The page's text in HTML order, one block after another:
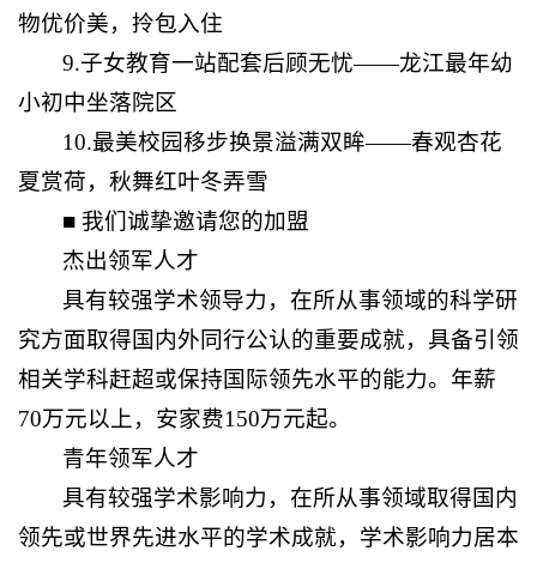
物优价美，拎包入住
9.子女教育一站配套后顾无忧——龙江最年幼
小初中坐落院区
10.最美校园移步换景溢满双眸——春观杏花
夏赏荷，秋舞红叶冬弄雪
■ 我们诚挚邀请您的加盟
杰出领军人才
具有较强学术领导力，在所从事领域的科学研
究方面取得国内外同行公认的重要成就，具备引领
相关学科赶超或保持国际领先水平的能力。年薪
70万元以上，安家费150万元起。
青年领军人才
具有较强学术影响力，在所从事领域取得国内
领先或世界先进水平的学术成就，学术影响力居本